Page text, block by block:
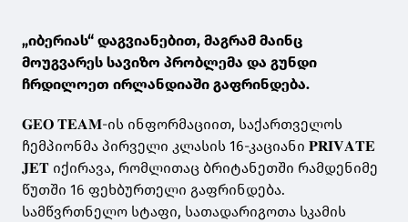
„იბერიას“ დაგვიანებით, მაგრამ მაინც
მოუგვარეს სავიზო პრობლემა და გუნდი
ჩრდილოეთ ირლანდიაში გაფრინდება.
𝐆𝐄𝐎 𝐓𝐄𝐀𝐌-ის ინფორმაციით, საქართველოს
ჩემპიონმა პირველი კლასის 16-კაციანი 𝐏𝐑𝐈𝐕𝐀𝐓𝐄
𝐉𝐄𝐓 იქირავა, რომლითაც ბრიტანეთში რამდენიმე
წუთში 16 ფეხბურთელი გაფრინდება.
სამწვრთნელო სტაფი, სათადარიგოთა სკამის